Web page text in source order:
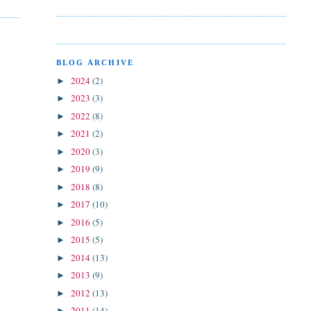
BLOG ARCHIVE
► 2024(2)
► 2023 (3)
► 2022 (8)
► 2021 (2)
► 2020(3)
► 2019 (9)
► 2018 (8)
► 2017 (10)
► 2016 (5)
► 2015 (5)
► 2014(13)
► 2013 (9)
► 2012 (13)